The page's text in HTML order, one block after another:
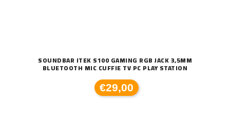
SOUNDBAR ITEK S100 GAMING RGB JACK 3,5MM
BLUETOOTH MIC CUFFIE TV PC PLAY STATION
€29,00